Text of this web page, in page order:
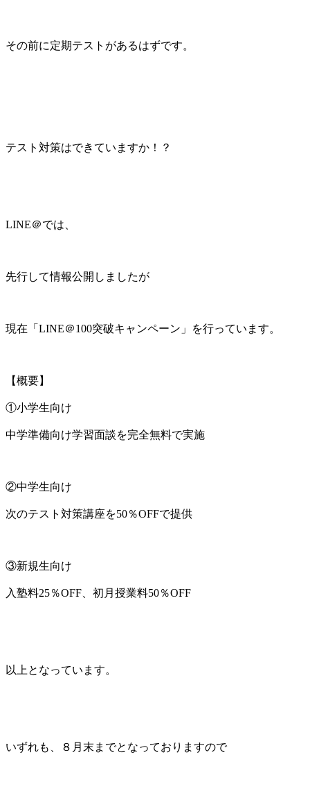
その前に定期テストがあるはずです。
テスト対策はできていますか！？
LINE＠では、
先行して情報公開しましたが
現在「LINE＠100突破キャンペーン」を行っています。
【概要】
①小学生向け
中学準備向け学習面談を完全無料で実施
②中学生向け
次のテスト対策講座を50％OFFで提供
③新規生向け
入塾料25％OFF、初月授業料50％OFF
以上となっています。
いずれも、８月末までとなっておりますので